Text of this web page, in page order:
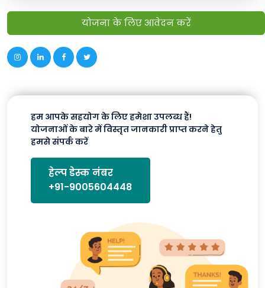
योजना के लिए आवेदन करें
हम आपके सहयोग के लिए हमेशा उपलब्ध हैं!
योजनाओं के बारे में विस्तृत जानकारी प्राप्त करने हेतु
हमसे संपर्क करें
हेल्प डेस्क नंबर
+91-9005604448